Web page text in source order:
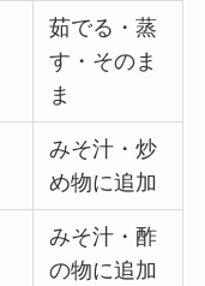
茹でる・蒸
す・そのま
ま
みそ汁・炒
め物に追加
みそ汁・酢
の物に追加